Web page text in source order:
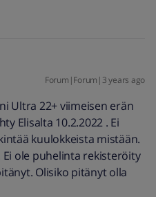
Forum|Forum|3 years ago
Ultra 22+ viimeisen erän
Elisalta 10.2.2022 . Ei
kuulokkeista mistään.
Ei ole puhelinta rekisteröity
Olisiko pitänyt olla